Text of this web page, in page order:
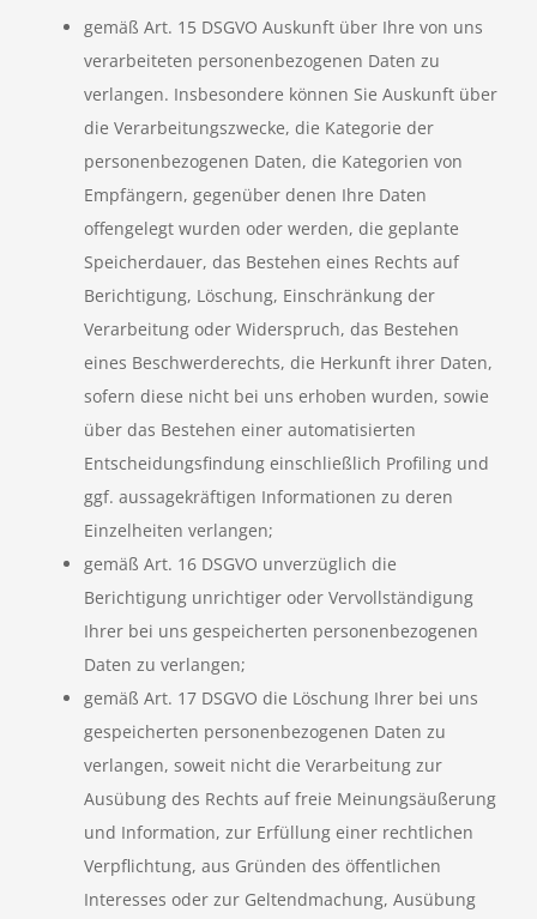
gemäß Art. 15 DSGVO Auskunft über Ihre von uns
verarbeiteten personenbezogenen Daten zu
verlangen. Insbesondere können Sie Auskunft über
die Verarbeitungszwecke, die Kategorie der
personenbezogenen Daten, die Kategorien von
Empfängern, gegenüber denen Ihre Daten
offengelegt wurden oder werden, die geplante
Speicherdauer, das Bestehen eines Rechts auf
Berichtigung, Löschung, Einschränkung der
Verarbeitung oder Widerspruch, das Bestehen
eines Beschwerderechts, die Herkunft ihrer Daten,
sofern diese nicht bei uns erhoben wurden, sowie
über das Bestehen einer automatisierten
Entscheidungsfindung einschließlich Profiling und
ggf. aussagekräftigen Informationen zu deren
Einzelheiten verlangen;
gemäß Art. 16 DSGVO unverzüglich die
Berichtigung unrichtiger oder Vervollständigung
Ihrer bei uns gespeicherten personenbezogenen
Daten zu verlangen;
gemäß Art. 17 DSGVO die Löschung Ihrer bei uns
gespeicherten personenbezogenen Daten zu
verlangen, soweit nicht die Verarbeitung zur
Ausübung des Rechts auf freie Meinungsäußerung
und Information, zur Erfüllung einer rechtlichen
Verpflichtung, aus Gründen des öffentlichen
Interesses oder zur Geltendmachung, Ausübung